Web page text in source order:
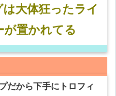
大体狂ったライ
が置かれてる
だから下手にトロフィ